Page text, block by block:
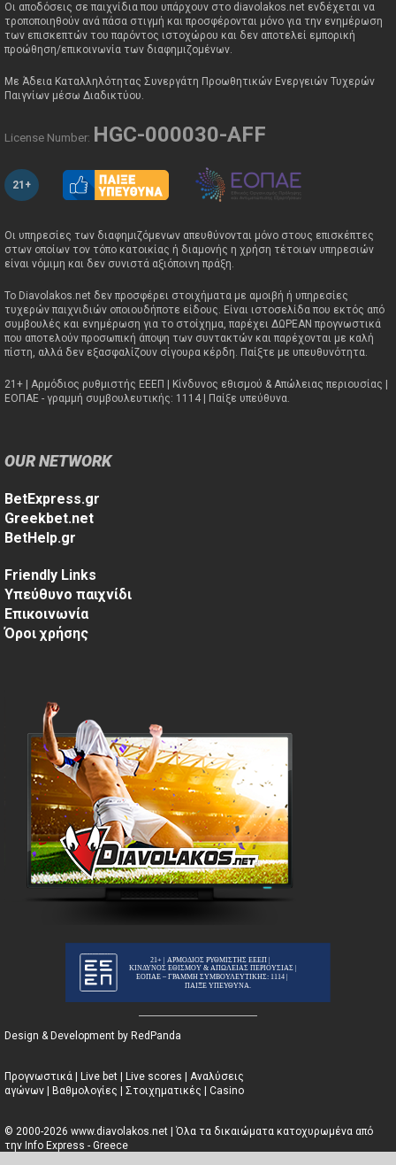
Οι αποδόσεις σε παιχνίδια που υπάρχουν στο diavolakos.net ενδέχεται να
τροποποιηθούν ανά πάσα στιγμή και προσφέρονται μόνο για την ενημέρωση
των επισκεπτών του παρόντος ιστοχώρου και δεν αποτελεί εμπορική
προώθηση/επικοινωνία των διαφημιζομένων.
Με Άδεια Καταλληλότητας Συνεργάτη Προωθητικών Ενεργειών Τυχερών
Παιγνίων μέσω Διαδικτύου.
License Number: HGC-000030-AFF
21+
Οι υπηρεσίες των διαφημιζόμενων απευθύνονται μόνο στους επισκέπτες
στων οποίων τον τόπο κατοικίας ή διαμονής η χρήση τέτοιων υπηρεσιών
είναι νόμιμη και δεν συνιστά αξιόποινη πράξη.
Το Diavolakos.net δεν προσφέρει στοιχήματα με αμοιβή ή υπηρεσίες
τυχερών παιχνιδιών οποιουδήποτε είδους. Είναι ιστοσελίδα που εκτός από
συμβουλές και ενημέρωση για το στοίχημα, παρέχει ΔΩΡΕΑΝ προγνωστικά
που αποτελούν προσωπική άποψη των συντακτών και παρέχονται με καλή
πίστη, αλλά δεν εξασφαλίζουν σίγουρα κέρδη. Παίξτε με υπευθυνότητα.
21+ | Αρμόδιος ρυθμιστής ΕΕΕΠ | Κίνδυνος εθισμού & Απώλειας περιουσίας |
ΕΟΠΑΕ - γραμμή συμβουλευτικής: 1114 | Παίξε υπεύθυνα.
OUR NETWORK
BetExpress.gr
Greekbet.net
BetHelp.gr
Friendly Links
Υπεύθυνο παιχνίδι
Επικοινωνία
Όροι χρήσης
Design & Development by RedPanda
Προγνωστικά Live bet Live scores
Αναλύσεις
αγώνων
Βαθμολογίες Στοιχηματικές Casino
© 2000-2026 www.diavolakos.net | Όλα τα δικαιώματα κατοχυρωμένα από
την Info Express - Greece